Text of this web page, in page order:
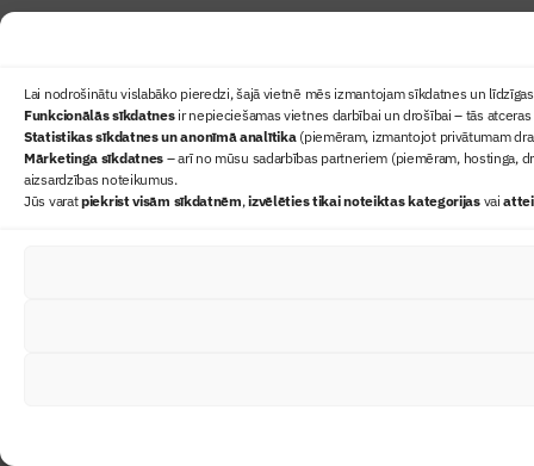
Lai nodrošinātu vislabāko pieredzi, šajā vietnē mēs izmantojam sīkdatnes un
Funkcionālās sīkdatnesir nepieciešamas vietnes darbībai un drošībai – tās
Statistikas sīkdatnes un anonīmā analītika(piemēram, izmantojot privātumam
Mārketinga sīkdatnes – arī no mūsu sadarbības partneriem (piemēram, hostinga,
aizsardzības noteikumus.
Jūs varatpiekrist visām sīkdatnēm,izvēlēties tikai noteiktas kategorijasvai